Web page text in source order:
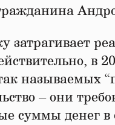
затрагивает
в
называемых
– они
суммы денег в